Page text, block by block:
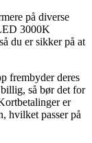
på diverse
3000K
du er sikker på at
frembyder deres
så bør det for
er
hvilket passer på